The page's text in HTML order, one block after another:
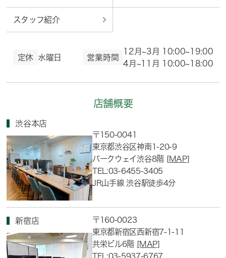
スタッフ紹介
定休 水曜日 営業時間
12月~3月 10:00~19:00
4月~11月 10:00~18:00
店舗概要
渋谷本店
〒150-0041
東京都渋谷区神南1-20-9
パークウェイ渋谷8階 [MAP]
TEL:03-6455-3405
JR山手線 渋谷駅徒歩4分
新宿店
〒160-0023
東京都新宿区西新宿7-1-11
共栄ビル6階 [MAP]
TEL:03-5937-6767